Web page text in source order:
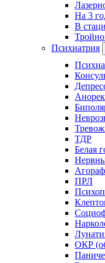
На 3
В
Психиатрия
ТДР
Белая
ПРЛ
ОКР